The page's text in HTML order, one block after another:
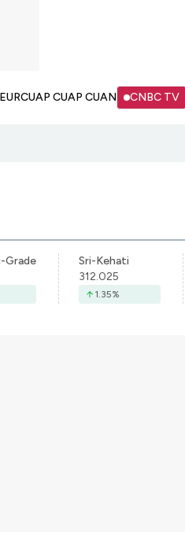
CUAP CUAP CUAN CNBC TV
Grade
Sri-Kehati
312.025
1.35%